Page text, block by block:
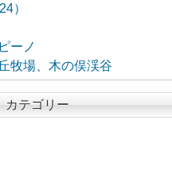
）
ーノ
牧場、木の俣渓谷
カテゴリー